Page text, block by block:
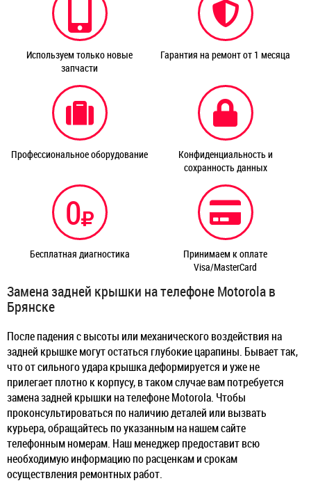
Используем только новые
запчасти
Гарантия на ремонт от 1 месяца
Профессиональное оборудование
Конфиденциальность и
сохранность данных
0
Бесплатная диагностика
Принимаем к оплате
Visa/MasterCard
Замена задней крышки на телефоне Motorola в
Брянске
После падения с высоты или механического воздействия на
задней крышке могут остаться глубокие царапины. Бывает так,
что от сильного удара крышка деформируется и уже не
прилегает плотно к корпусу, в таком случае вам потребуется
замена задней крышки на телефоне Motorola. Чтобы
проконсультироваться по наличию деталей или вызвать
курьера, обращайтесь по указанным на нашем сайте
телефонным номерам. Наш менеджер предоставит всю
необходимую информацию по расценкам и срокам
осуществления ремонтных работ.